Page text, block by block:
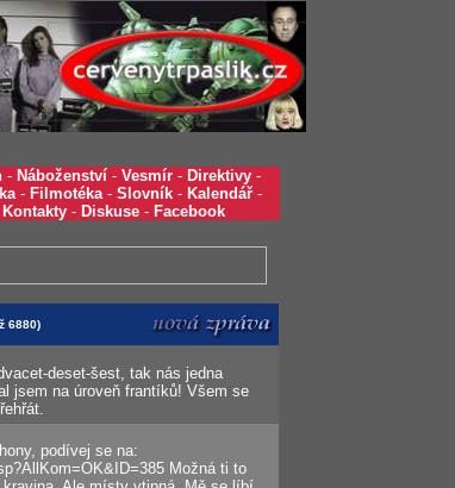
- Náboženství - Vesmír - Direktivy -
- Filmotéka- Slovník - Kalendář -
Kontakty - Diskuse - Facebook
6880)
deset-šest, tak nás jedna
jsem na úroveň frantíků! Všem se
podívej se na:
Možná ti to